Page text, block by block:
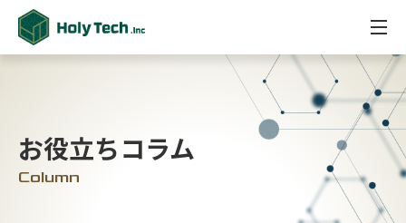
お役立ちコラム
Column